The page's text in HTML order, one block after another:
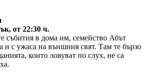
от 22:30 ч.
събития в дома им, семейство Абът
и с ужаса на външния свят. Там те бързо
които ловуват по слух, не са